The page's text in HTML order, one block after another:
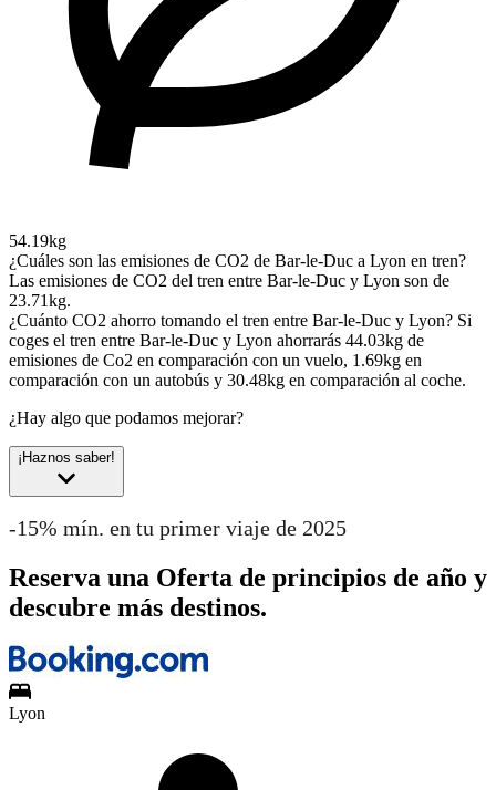
54.19kg
¿Cuáles son las emisiones de CO2 de Bar-le-Duc a Lyon en tren?
Las emisiones de CO2 del tren entre Bar-le-Duc y Lyon son de
23.71kg.
¿Cuánto CO2 ahorro tomando el tren entre Bar-le-Duc y Lyon? Si
coges el tren entre Bar-le-Duc y Lyon ahorrarás 44.03kg de
emisiones de Co2 en comparación con un vuelo, 1.69kg en
comparación con un autobús y 30.48kg en comparación al coche.
¿Hay algo que podamos mejorar?
¡Haznos saber!
-15% mín. en tu primer viaje de 2025
Reserva una Oferta de principios de año y
descubre más destinos.
Lyon